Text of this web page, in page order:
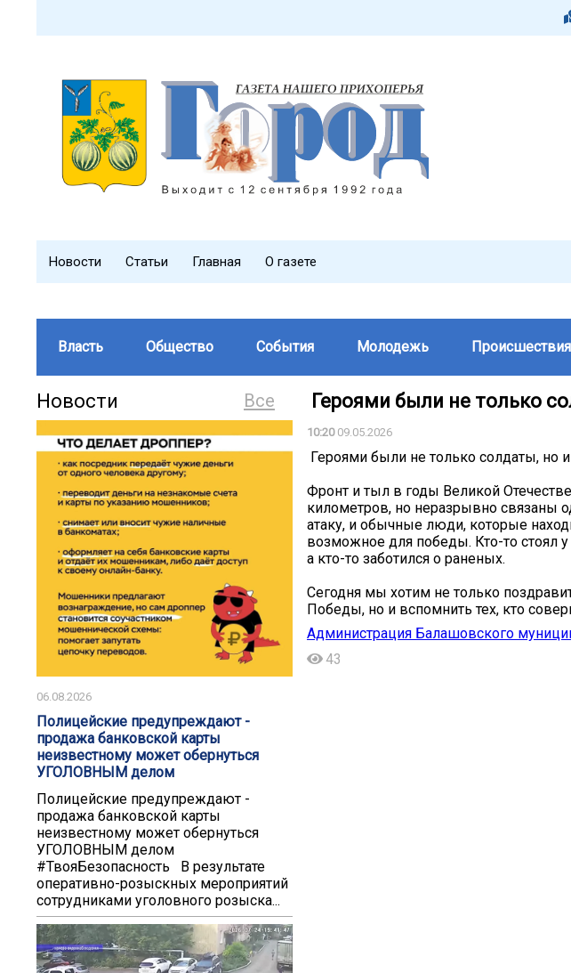
Новости Статьи Главная О газете
Власть Общество События Молодежь Происшествия
Все
Новости
06.08.2026
️️Полицейские предупреждают -
продажа банковской карты
неизвестному может обернуться
УГОЛОВНЫМ делом️
️️Полицейские предупреждают -
продажа банковской карты
неизвестному может обернуться
УГОЛОВНЫМ делом️
#ТвояБезопасность В результате
оперативно-розыскных мероприятий
сотрудниками уголовного розыска...
Героями были не только
10:2009.05.2026
Героями были не только солдаты,
Фронт и тыл в годы Великой
километров, но неразрывно связаны
атаку, и обычные люди, которые
возможное для победы. Кто-то стоял у
а кто-то заботился о раненых.
Сегодня мы хотим не только
Победы, но и вспомнить тех, кто
Администрация Балашовского
43